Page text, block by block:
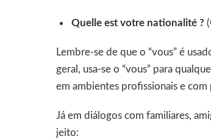
Quelle est votre nationalité ?
Lembre-se de que o “vous” é
geral, usa-se o “vous” para
em ambientes profissionais e com
Já em diálogos com familiares,
jeito: